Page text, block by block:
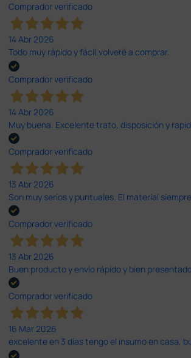
Comprador verificado
14 Abr 2026
Todo muy rápido y fácil,volveré a comprar.
Comprador verificado
14 Abr 2026
Muy buena. Excelente trato, disposición y
Comprador verificado
13 Abr 2026
Son muy serios y puntuales. El material siempre
Comprador verificado
13 Abr 2026
Buen producto y envío rápido y bien
Comprador verificado
16 Mar 2026
excelente en 3 días tengo el insumo en casa,